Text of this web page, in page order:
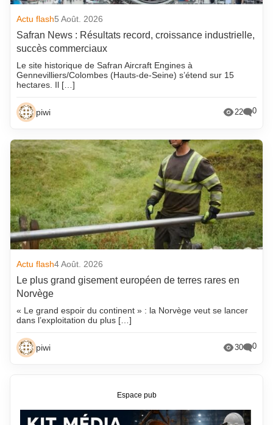
Actu flash5 Août. 2026
Safran News : Résultats record, croissance industrielle,
succès commerciaux
Le site historique de Safran Aircraft Engines à
Gennevilliers/Colombes (Hauts-de-Seine) s’étend sur 15
hectares. Il […]
piwi 22 0
Actu flash4 Août. 2026
Le plus grand gisement européen de terres rares en
Norvège
« Le grand espoir du continent » : la Norvège veut se lancer
dans l’exploitation du plus […]
piwi 30 0
Espace pub